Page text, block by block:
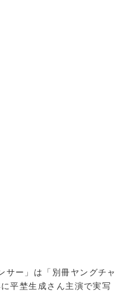
サー」は「別冊ヤングチャ
平埜生成さん主演で実写